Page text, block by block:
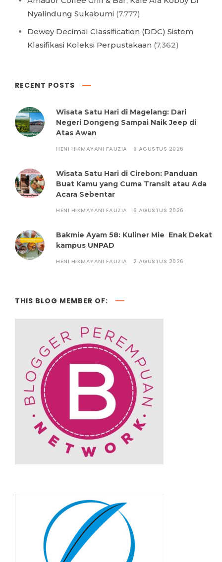
Nyalindung Sukabumi (7,777)
Dewey Decimal Classification (DDC) Sistem
Klasifikasi Koleksi Perpustakaan (7,362)
RECENT POSTS
Wisata Satu Hari di Magelang: Dari
Negeri Dongeng Sampai Naik Jeep di
Atas Awan
HENI HIKMAYANI FAUZIA 6 AGUSTUS 2026
Wisata Satu Hari di Cirebon: Panduan
Buat Kamu yang Cuma Transit atau Ada
Acara Sebentar
HENI HIKMAYANI FAUZIA 6 AGUSTUS 2026
Bakmie Ayam 58: Kuliner Mie Enak Dekat
kampus UNPAD
HENI HIKMAYANI FAUZIA 2 AGUSTUS 2026
THIS BLOG MEMBER OF: